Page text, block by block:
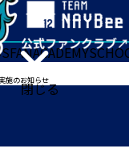
閉じる
FANACADEMY
施のお知らせ